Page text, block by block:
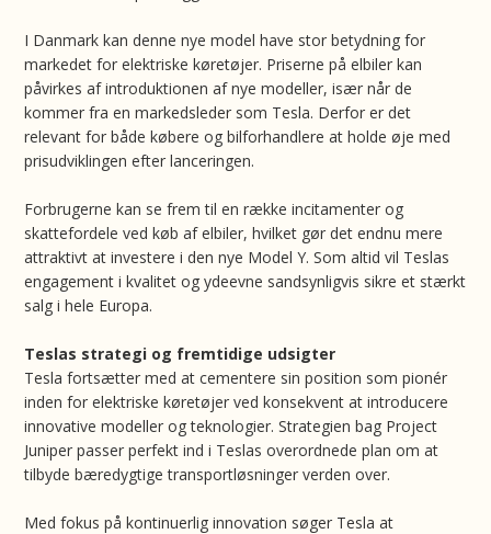
I Danmark kan denne nye model have stor betydning for
markedet for elektriske køretøjer. Priserne på elbiler kan
påvirkes af introduktionen af nye modeller, især når de
kommer fra en markedsleder som Tesla. Derfor er det
relevant for både købere og bilforhandlere at holde øje med
prisudviklingen efter lanceringen.
Forbrugerne kan se frem til en række incitamenter og
skattefordele ved køb af elbiler, hvilket gør det endnu mere
attraktivt at investere i den nye Model Y. Som altid vil Teslas
engagement i kvalitet og ydeevne sandsynligvis sikre et stærkt
salg i hele Europa.
Teslas strategi og fremtidige udsigter
Tesla fortsætter med at cementere sin position som pionér
inden for elektriske køretøjer ved konsekvent at introducere
innovative modeller og teknologier. Strategien bag Project
Juniper passer perfekt ind i Teslas overordnede plan om at
tilbyde bæredygtige transportløsninger verden over.
Med fokus på kontinuerlig innovation søger Tesla at